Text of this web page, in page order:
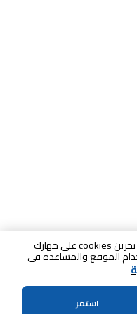
بالنقر فوق «متابعة»، فإنك توافق على تخزين cookies على جهازك
الموقع والمساعدة في
استمر